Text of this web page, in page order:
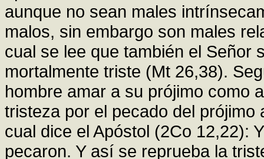
aunque no sean males
malos, sin embargo son males
cual se lee que también el Señor
mortalmente triste (Mt 26,38).
hombre amar a su prójimo como
tristeza por el pecado del
cual dice el Apóstol (2Co 12,22):
pecaron. Y así se reprueba la